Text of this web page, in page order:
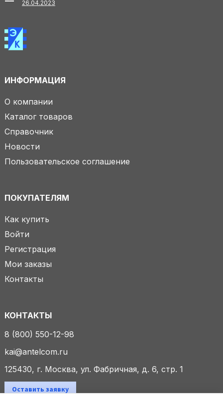
26.04.2023
ИНФОРМАЦИЯ
О компании
Каталог товаров
Справочник
Новости
Пользовательское соглашение
ПОКУПАТЕЛЯМ
Как купить
Войти
Регистрация
Мои заказы
Контакты
КОНТАКТЫ
8 (800) 550-12-98
kai@antelcom.ru
125430, г. Москва, ул. Фабричная, д. 6, стр. 1
Оставить заявку